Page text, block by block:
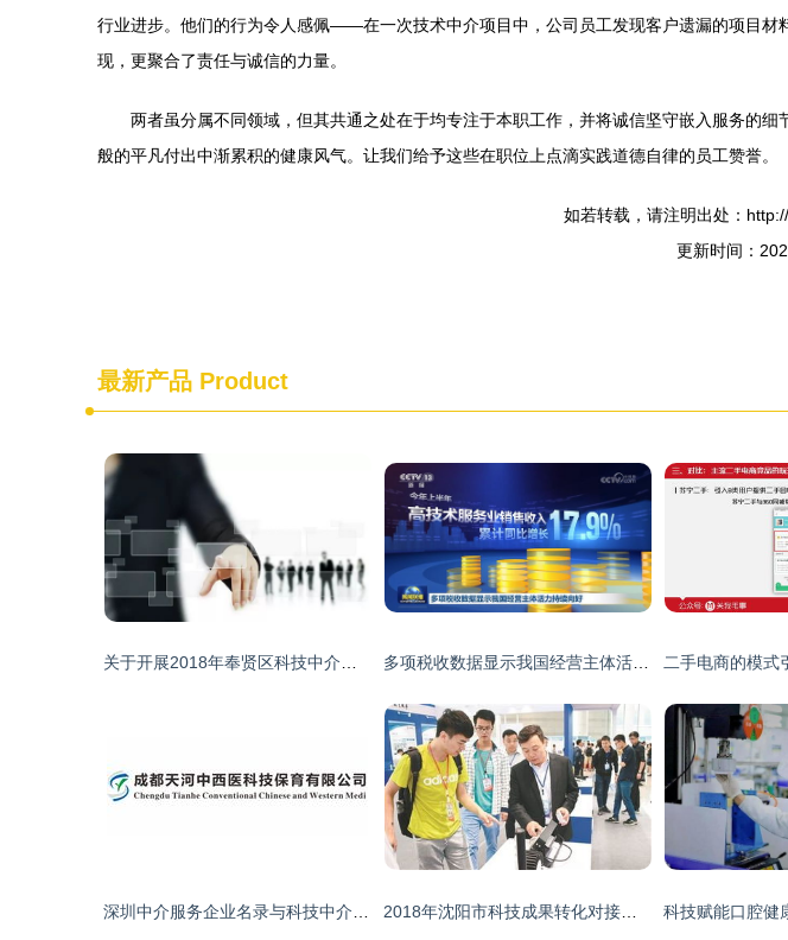
行业进步。他们的行为令人感佩——在一次技术中介项目中，公司员工发现客户遗漏的项目
现，更聚合了责任与诚信的力量。
两者虽分属不同领域，但其共通之处在于均专注于本职工作，并将诚信坚守嵌入服务的
般的平凡付出中渐累积的健康风气。让我们给予这些在职位上点滴实践道德自律的员工赞誉。
如若转载，请注明出处：
更新时间：
最新产品 Product